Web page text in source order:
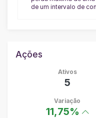
de um intervalo de
Ações
Ativos
5
Variação
11,75%